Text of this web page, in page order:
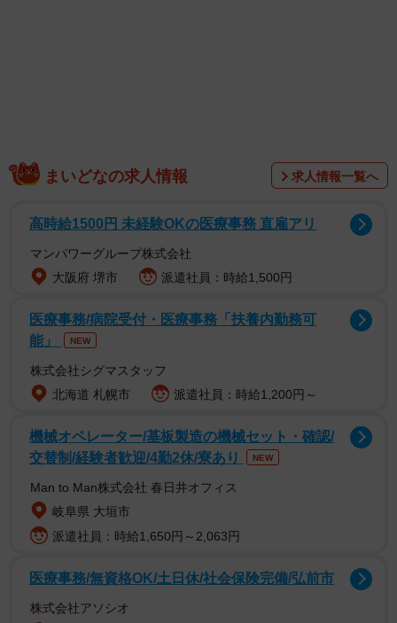
担う仕事である箱根駅伝の撮影などを経験していたことか
ク』撮影プロジェクト発足当時は、各社のベテランカメラ
マンたちが国立競技場のど真ん中での撮影に意欲を見せて
いたというが「それまでの私たちが使用してきた望遠レン
で見たことも使ったこともない800ミリや1,000ミリ。それ
を使ってベテランの方々がピンボケ映像など撮ったらメン
ツに関わる。機材が決まった途端、失敗を恐れて誰一人手
を挙げなかった」。抜擢ではなく、お鉢が回ってきた形で
まいどなの求人情報 求人情報一覧へ
高時給1500円 未経験OKの医療事務 直雇アリ
マンパワーグループ株式会社
大阪府 堺市
派遣社員：時給1,500円
医療事務/病院受付・医療事務「扶養内勤務可
能」
NEW
株式会社シグマスタッフ
北海道 札幌市
派遣社員：時給1,200円～
機械オペレーター/基板製造の機械セット・確認/
交替制/経験者歓迎/4勤2休/寮あり
NEW
Man to Man株式会社 春日井オフィス
岐阜県 大垣市
派遣社員：時給1,650円～2,063円
医療事務/無資格OK/土日休/社会保険完備/弘前市
株式会社アソシオ